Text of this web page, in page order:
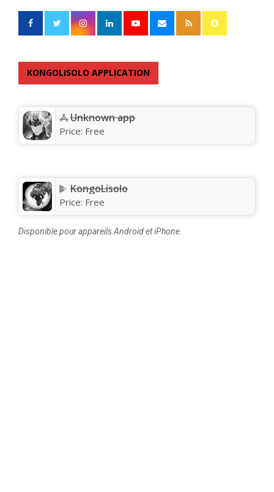
KONGOLISOLO APPLICATION
Unknown app
Price: Free
KongoLisolo
Price: Free
Disponible pour appareils Android et iPhone.